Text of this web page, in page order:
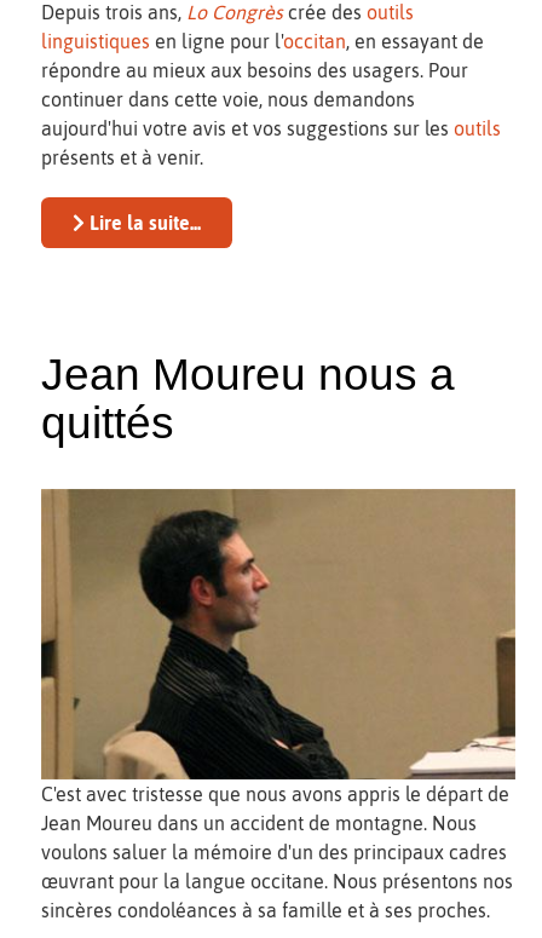
Depuis trois ans, Lo Congrèscrée des outils
linguistiques en ligne pour l'occitan, en essayant de
répondre au mieux aux besoins des usagers. Pour
continuer dans cette voie, nous demandons
aujourd'hui votre avis et vos suggestions sur les outils
présents et à venir.
Lire la suite...
Jean Moureu nous a
quittés
C'est avec tristesse que nous avons appris le départ de
Jean Moureu dans un accident de montagne. Nous
voulons saluer la mémoire d'un des principaux cadres
œuvrant pour la langue occitane. Nous présentons nos
sincères condoléances à sa famille et à ses proches.